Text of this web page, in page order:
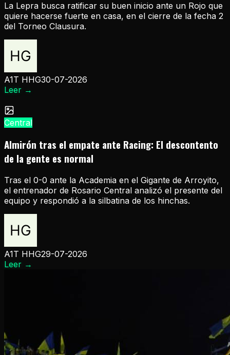
La Lepra busca ratificar su buen inicio ante un Rojo que
quiere hacerse fuerte en casa, en el cierre de la fecha 2
del Torneo Clausura.
A1T HHG30-07-2026
Leer →
Central
Almirón tras el empate ante Racing: El descontento
de la gente es normal
Tras el 0-0 ante la Academia en el Gigante de Arroyito,
el entrenador de Rosario Central analizó el presente del
equipo y respondió a la silbatina de los hinchas.
A1T HHG29-07-2026
Leer →